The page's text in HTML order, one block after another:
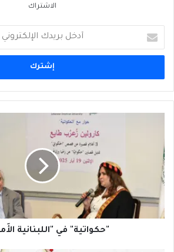
الاشتراك
بريدك
الإلكتروني
الأَميركية"
"حكواتية" في "اللبنانية